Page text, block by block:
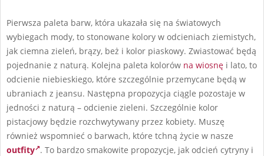
Pierwsza paleta barw, która ukazała się na światowych
wybiegach mody, to stonowane kolory w odcieniach ziemistych,
jak ciemna zieleń, brązy, beż i kolor piaskowy. Zwiastować będą
pojednanie z naturą. Kolejna paleta kolorów na wiosnę i lato, to
odcienie niebieskiego, które szczególnie przemycane będą w
ubraniach z jeansu. Następna propozycja ciągle pozostaje w
jedności z naturą – odcienie zieleni. Szczególnie kolor
pistacjowy będzie rozchwytywany przez kobiety. Muszę
również wspomnieć o barwach, które tchną życie w nasze
outfity . To bardzo smakowite propozycje, jak odcień cytryny i